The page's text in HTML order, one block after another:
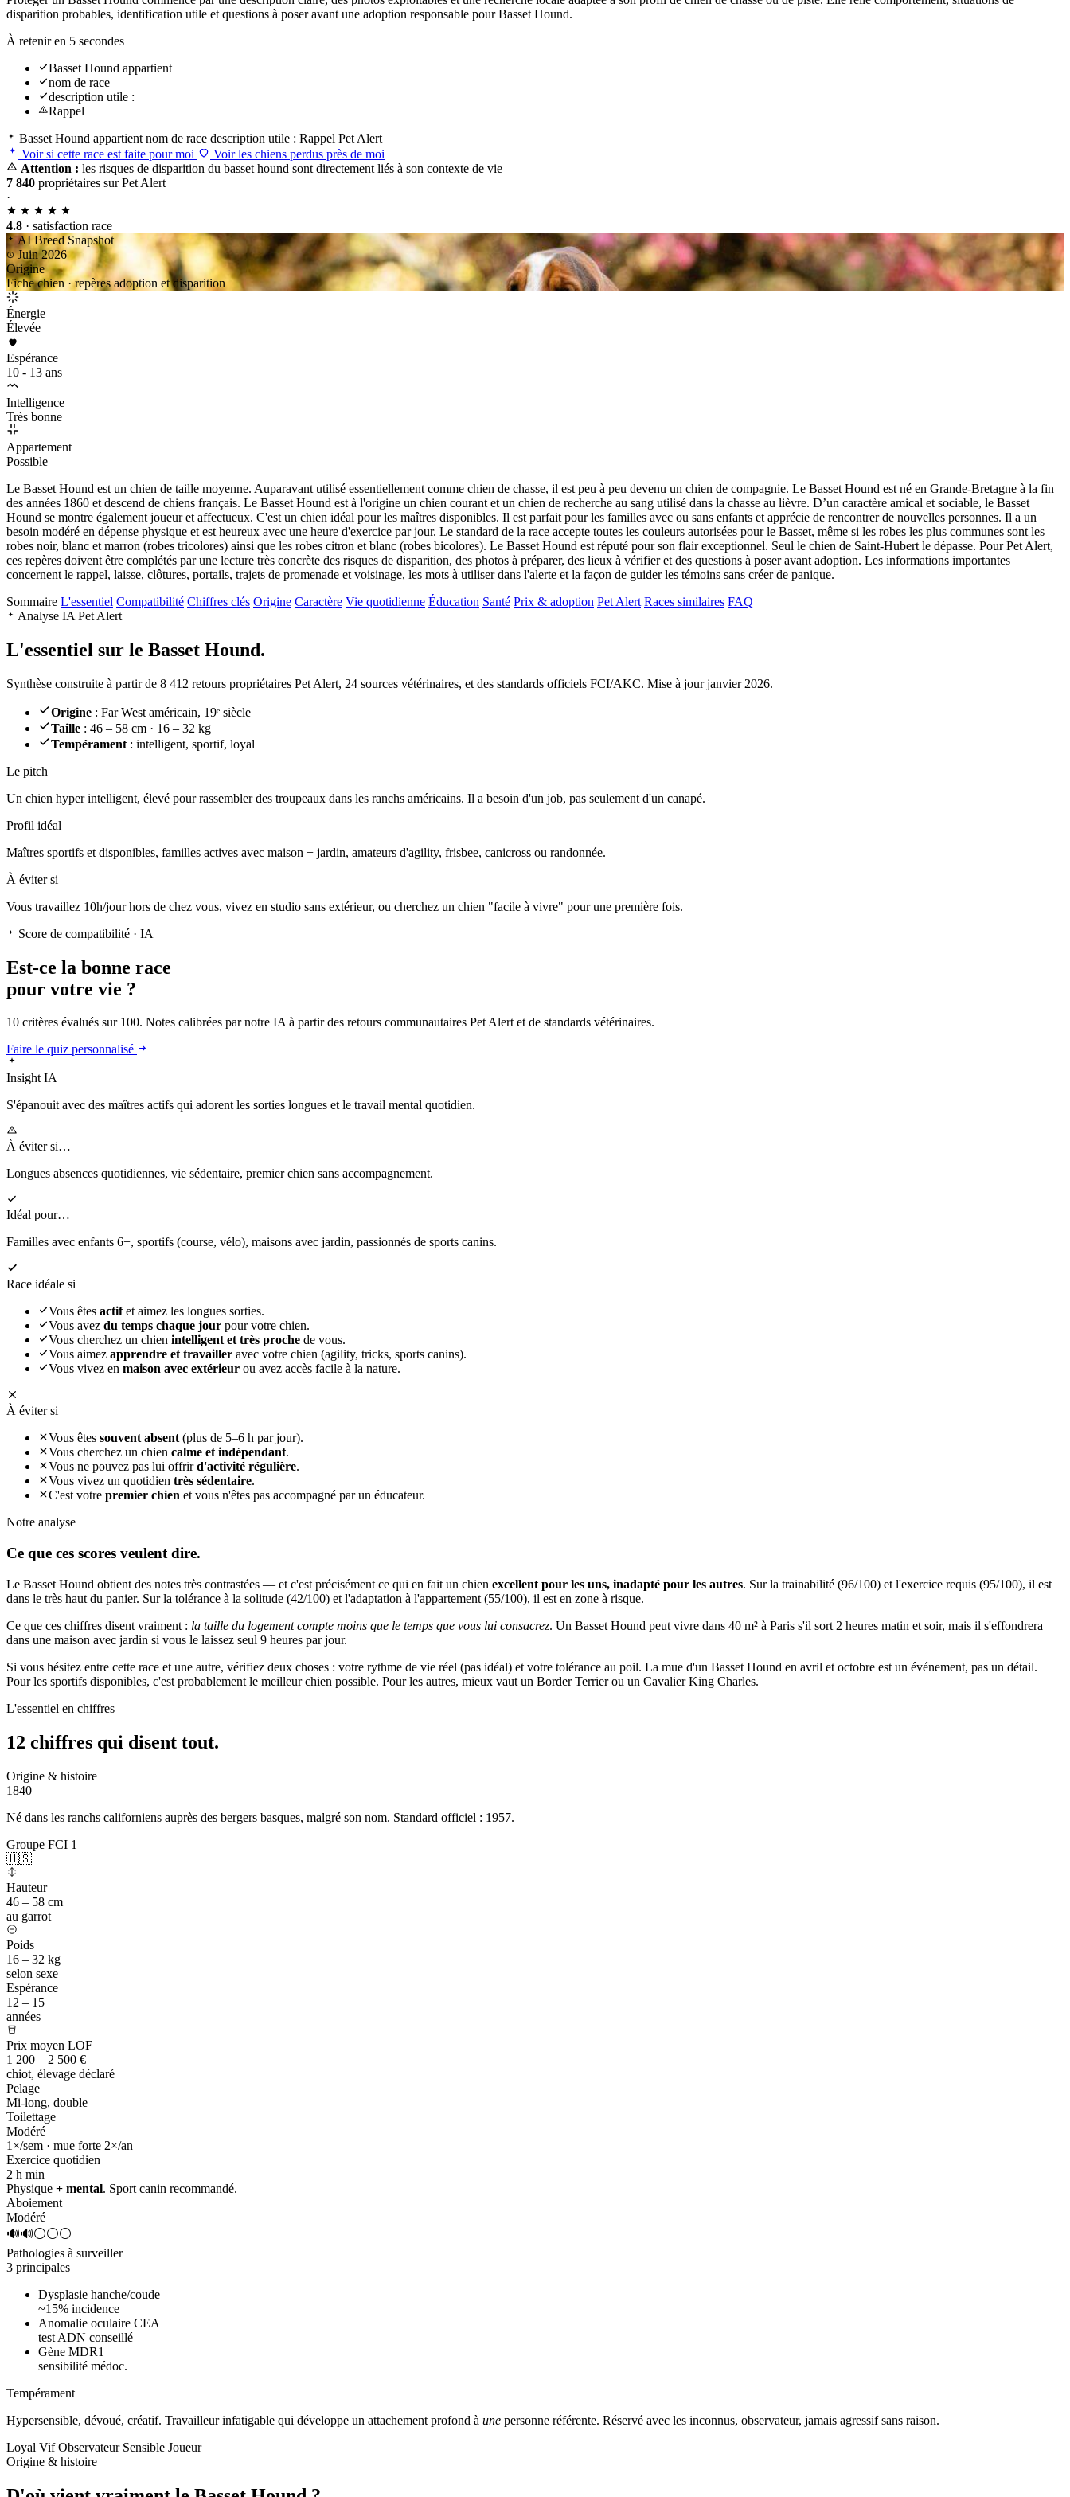
disparition probables, identification utile et questions à poser avant une adoption responsable pour Basset Hound.
À retenir en 5 secondes
Basset Hound appartient
nom de race
description utile :
Rappel
Basset Hound appartient nom de race description utile : Rappel Pet Alert
Voir si cette race est faite pour moi
Voir les chiens perdus près de moi
Attention : les risques de disparition du basset hound sont directement liés à son contexte de vie
7 840 propriétaires sur Pet Alert
·
4.8 · satisfaction race
AI Breed Snapshot
Juin 2026
Origine
Fiche chien · repères adoption et disparition
Énergie
Élevée
Espérance
10 - 13 ans
Intelligence
Très bonne
Appartement
Possible
Le Basset Hound est un chien de taille moyenne. Auparavant utilisé essentiellement comme chien de chasse, il est peu à peu devenu un chien de compagnie. Le Basset Hound est né en Grande-Bretagne à la fin
des années 1860 et descend de chiens français. Le Basset Hound est à l'origine un chien courant et un chien de recherche au sang utilisé dans la chasse au lièvre. D’un caractère amical et sociable, le Basset
Hound se montre également joueur et affectueux. C'est un chien idéal pour les maîtres disponibles. Il est parfait pour les familles avec ou sans enfants et apprécie de rencontrer de nouvelles personnes. Il a un
besoin modéré en dépense physique et est heureux avec une heure d'exercice par jour. Le standard de la race accepte toutes les couleurs autorisées pour le Basset, même si les robes les plus communes sont les
robes noir, blanc et marron (robes tricolores) ainsi que les robes citron et blanc (robes bicolores). Le Basset Hound est réputé pour son flair exceptionnel. Seul le chien de Saint-Hubert le dépasse. Pour Pet Alert,
ces repères doivent être complétés par une lecture très concrète des risques de disparition, des photos à préparer, des lieux à vérifier et des questions à poser avant adoption. Les informations importantes
concernent le rappel, laisse, clôtures, portails, trajets de promenade et voisinage, les mots à utiliser dans l'alerte et la façon de guider les témoins sans créer de panique.
Sommaire L'essentiel Compatibilité Chiffres clés Origine Caractère Vie quotidienne Éducation Santé Prix & adoption Pet Alert Races similaires FAQ
Analyse IA Pet Alert
L'essentiel sur le Basset Hound.
Synthèse construite à partir de 8 412 retours propriétaires Pet Alert, 24 sources vétérinaires, et des standards officiels FCI/AKC. Mise à jour janvier 2026.
Origine : Far West américain, 19ᵉ siècle
Taille : 46 – 58 cm · 16 – 32 kg
Tempérament : intelligent, sportif, loyal
Le pitch
Un chien hyper intelligent, élevé pour rassembler des troupeaux dans les ranchs américains. Il a besoin d'un job, pas seulement d'un canapé.
Profil idéal
Maîtres sportifs et disponibles, familles actives avec maison + jardin, amateurs d'agility, frisbee, canicross ou randonnée.
À éviter si
Vous travaillez 10h/jour hors de chez vous, vivez en studio sans extérieur, ou cherchez un chien "facile à vivre" pour une première fois.
Score de compatibilité · IA
Est-ce la bonne race
pour votre vie ?
10 critères évalués sur 100. Notes calibrées par notre IA à partir des retours communautaires Pet Alert et de standards vétérinaires.
Faire le quiz personnalisé
Insight IA
S'épanouitavec des maîtres actifs qui adorent les sorties longues et le travail mental quotidien.
À éviter si…
Longues absences quotidiennes, vie sédentaire, premier chien sans accompagnement.
Idéal pour…
Familles avec enfants 6+, sportifs (course, vélo), maisons avec jardin, passionnés de sports canins.
Race idéale si
Vous êtes actifet aimez les longues sorties.
Vous avez du temps chaque jour pour votre chien.
Vous cherchez un chien intelligent et très proche de vous.
Vous aimez apprendre et travailler avec votre chien (agility, tricks, sports canins).
Vous vivez en maison avec extérieur ou avez accès facile à la nature.
À éviter si
Vous êtes souvent absent(plus de 5–6 h par jour).
Vous cherchez un chien calme et indépendant.
Vous ne pouvez pas lui offrird'activité régulière.
Vous vivez un quotidien très sédentaire.
C'est votre premier chien et vous n'êtes pas accompagné par un éducateur.
Notre analyse
Ce que ces scores veulent dire.
Le Basset Hound obtient des notes très contrastées — et c'est précisément ce qui en fait un chien excellent pour les uns, inadapté pour les autres. Sur la trainabilité (96/100) et l'exercice requis (95/100), il est
dans le très haut du panier. Sur la tolérance à la solitude (42/100) et l'adaptation à l'appartement (55/100), il est en zone à risque.
Ce que ces chiffres disent vraiment : la taille du logement compte moins que le temps que vous lui consacrez. Un Basset Hound peut vivre dans 40 m² à Paris s'il sort 2 heures matin et soir, mais il s'effondrera
dans une maison avec jardin si vous le laissez seul 9 heures par jour.
Si vous hésitez entre cette race et une autre, vérifiez deux choses : votre rythme de vie réel (pas idéal) et votre tolérance au poil. La mue d'un Basset Hound en avril et octobre est un événement, pas un détail.
Pour les sportifs disponibles, c'est probablement le meilleur chien possible. Pour les autres, mieux vaut un Border Terrier ou un Cavalier King Charles.
L'essentiel en chiffres
12 chiffres qui disent tout.
Origine & histoire
1840
Né dans les ranchs californiens auprès des bergers basques, malgré son nom. Standard officiel : 1957.
Groupe FCI 1
🇺🇸
Hauteur
46 – 58 cm
au garrot
Poids
16 – 32 kg
selon sexe
Espérance
12 – 15
années
Prix moyen LOF
1 200 – 2 500 €
chiot, élevage déclaré
Pelage
Mi-long, double
Toilettage
Modéré
1×/sem · mue forte 2×/an
Exercice quotidien
2 h min
Physique + mental. Sport canin recommandé.
Aboiement
Modéré
🔊🔊⚪⚪⚪
Pathologies à surveiller
3 principales
Dysplasie hanche/coude
~15% incidence
Anomalie oculaire CEA
test ADN conseillé
Gène MDR1
sensibilité médoc.
Tempérament
Hypersensible, dévoué, créatif. Travailleur infatigable qui développe un attachement profond à une personne référente. Réservé avec les inconnus, observateur, jamais agressif sans raison.
Loyal Vif Observateur Sensible Joueur
Origine & histoire